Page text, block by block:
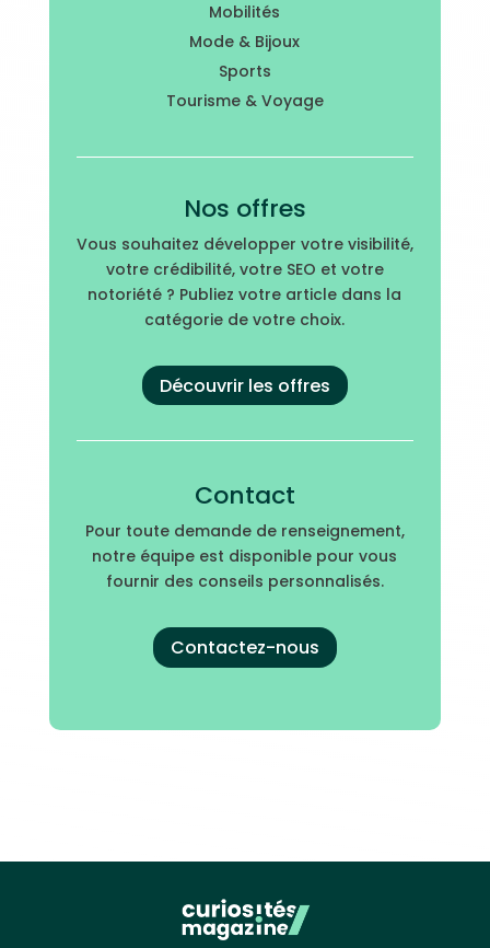
Mobilités
Mode & Bijoux
Sports
Tourisme & Voyage
Nos offres
Vous souhaitez développer votre visibilité,
votre crédibilité, votre SEO et votre
notoriété ? Publiez votre article dans la
catégorie de votre choix.
Découvrir les offres
Contact
Pour toute demande de renseignement,
notre équipe est disponible pour vous
fournir des conseils personnalisés.
Contactez-nous